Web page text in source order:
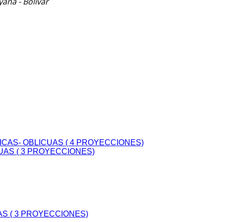
OBLICUAS ( 4 PROYECCIONES)
( 3 PROYECCIONES)
( 3 PROYECCIONES)